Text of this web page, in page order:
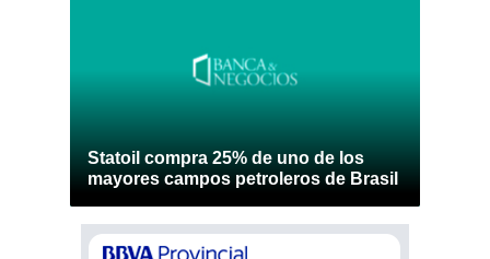
Statoil compra 25% de uno de los
mayores campos petroleros de Brasil